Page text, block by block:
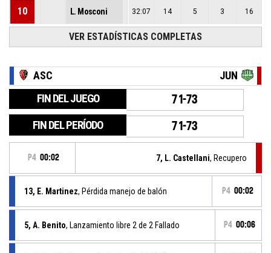
10 L. Mosconi 32:07 14 5 3 16
VER ESTADÍSTICAS COMPLETAS
ASC JUN
FIN DEL JUEGO 71-73
FIN DEL PERÍODO 71-73
P4 00:02 7, L. Castellani, Recupero
13, E. Martinez, Pérdida manejo de balón P4 00:02
5, A. Benito, Lanzamiento libre 2 de 2 Fallado P4 00:06